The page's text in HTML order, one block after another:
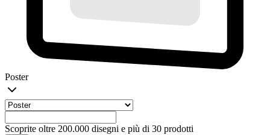
Poster
Scoprite oltre 200.000 disegni e più di 30 prodotti